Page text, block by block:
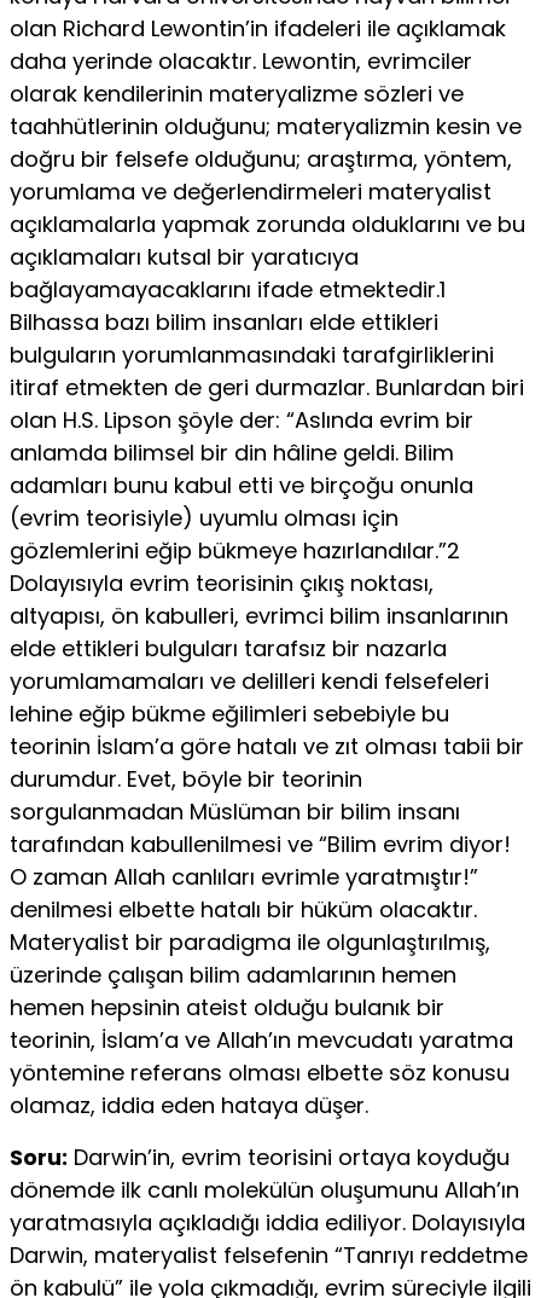
olan Richard Lewontin’in ifadeleri ile açıklamak
daha yerinde olacaktır. Lewontin, evrimciler
olarak kendilerinin materyalizme sözleri ve
taahhütlerinin olduğunu; materyalizmin kesin ve
doğru bir felsefe olduğunu; araştırma, yöntem,
yorumlama ve değerlendirmeleri materyalist
açıklamalarla yapmak zorunda olduklarını ve bu
açıklamaları kutsal bir yaratıcıya
bağlayamayacaklarını ifade etmektedir.1
Bilhassa bazı bilim insanları elde ettikleri
bulguların yorumlanmasındaki tarafgirliklerini
itiraf etmekten de geri durmazlar. Bunlardan biri
olan H.S. Lipson şöyle der: “Aslında evrim bir
anlamda bilimsel bir din hâline geldi. Bilim
adamları bunu kabul etti ve birçoğu onunla
(evrim teorisiyle) uyumlu olması için
gözlemlerini eğip bükmeye hazırlandılar.”2
Dolayısıyla evrim teorisinin çıkış noktası,
altyapısı, ön kabulleri, evrimci bilim insanlarının
elde ettikleri bulguları tarafsız bir nazarla
yorumlamamaları ve delilleri kendi felsefeleri
lehine eğip bükme eğilimleri sebebiyle bu
teorinin İslam’a göre hatalı ve zıt olması tabii bir
durumdur. Evet, böyle bir teorinin
sorgulanmadan Müslüman bir bilim insanı
tarafından kabullenilmesi ve “Bilim evrim diyor!
O zaman Allah canlıları evrimle yaratmıştır!”
denilmesi elbette hatalı bir hüküm olacaktır.
Materyalist bir paradigma ile olgunlaştırılmış,
üzerinde çalışan bilim adamlarının hemen
hemen hepsinin ateist olduğu bulanık bir
teorinin, İslam’a ve Allah’ın mevcudatı yaratma
yöntemine referans olması elbette söz konusu
olamaz, iddia eden hataya düşer.
Soru: Darwin’in, evrim teorisini ortaya koyduğu
dönemde ilk canlı molekülün oluşumunu Allah’ın
yaratmasıyla açıkladığı iddia ediliyor. Dolayısıyla
Darwin, materyalist felsefenin “Tanrıyı reddetme
ön kabulü” ile yola çıkmadığı, evrim süreciyle ilgili